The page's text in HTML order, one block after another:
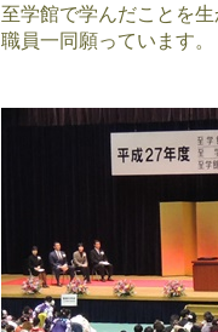
至学館で学んだことを
職員一同願っています。